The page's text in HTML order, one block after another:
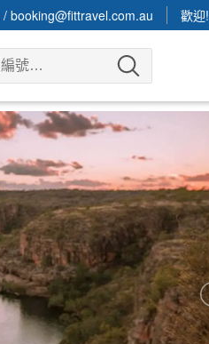
/booking@fittravel.com.au 歡迎!